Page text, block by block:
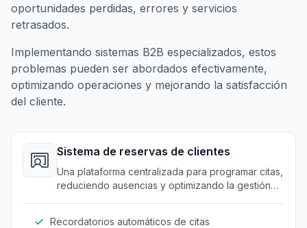
oportunidades perdidas, errores y servicios
retrasados.
Implementando sistemas B2B especializados, estos
problemas pueden ser abordados efectivamente,
optimizando operaciones y mejorando la satisfacción
del cliente.
Sistema de reservas de clientes
Una plataforma centralizada para programar citas,
reduciendo ausencias y optimizando la gestión
Recordatorios automáticos de citas